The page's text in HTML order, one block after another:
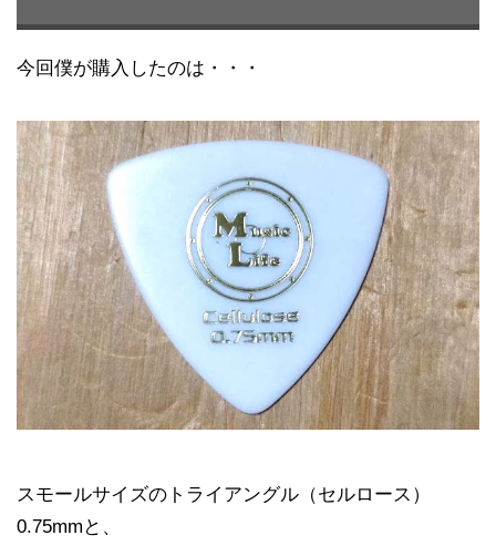
今回僕が購入したのは・・・
スモールサイズのトライアングル（セルロース）
0.75mmと、